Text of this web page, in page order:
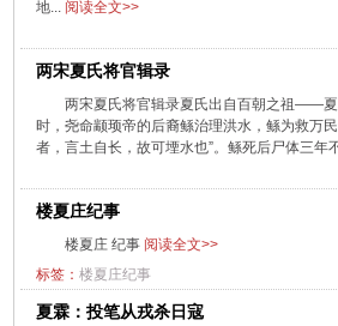
地... 阅读全文>>
两宋夏氏将官辑录
两宋夏氏将官辑录夏氏出自百朝之祖——夏
时，尧命颛顼帝的后裔鲧治理洪水，鲧为救万
者，言土自长，故可堙水也”。鲧死后尸体三年
楼夏庄纪事
楼夏庄 纪事 阅读全文>>
标签： 楼夏庄纪事
夏霖：投笔从戎杀日寇